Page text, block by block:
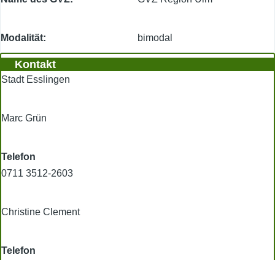
Modalität bimodal
Kontakt
Stadt Esslingen
Marc Grün
Telefon
0711 3512-2603
Christine Clement
Telefon